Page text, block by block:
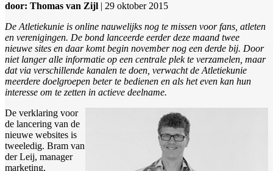
door: Thomas van Zijl | 29 oktober 2015
De Atletiekunie is online nauwelijks nog te missen voor fans, atleten
en verenigingen. De bond lanceerde eerder deze maand twee
nieuwe sites en daar komt begin november nog een derde bij. Door
niet langer alle informatie op een centrale plek te verzamelen, maar
dat via verschillende kanalen te doen, verwacht de Atletiekunie
meerdere doelgroepen beter te bedienen en als het even kan hun
interesse om te zetten in actieve deelname.
De verklaring voor
de lancering van de
nieuwe websites is
tweeledig. Bram van
der Leij, manager
marketing,